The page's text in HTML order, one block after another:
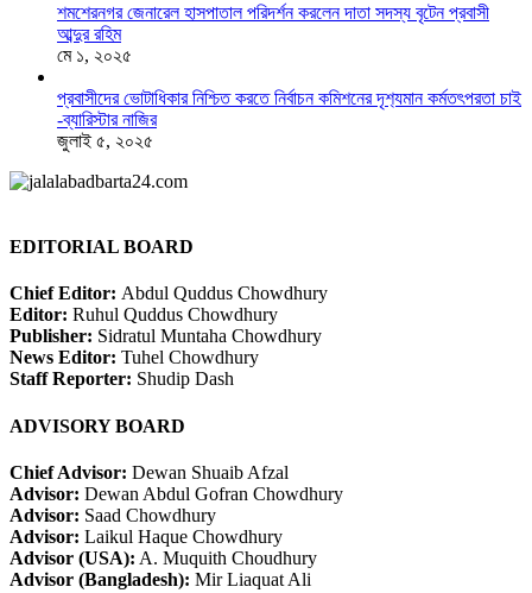
শমশেরনগর জেনারেল হাসপাতাল পরিদর্শন করলেন দাতা সদস্য বৃটেন প্রবাসী
আব্দুর রহিম
মে ১, ২০২৫
প্রবাসীদের ভোটাধিকার নিশ্চিত করতে নির্বাচন কমিশনের দৃশ‍্যমান কর্মতৎপরতা চাই
-ব্যারিস্টার নাজির
জুলাই ৫, ২০২৫
EDITORIAL BOARD
Chief Editor: Abdul Quddus Chowdhury
Editor: Ruhul Quddus Chowdhury
Publisher: Sidratul Muntaha Chowdhury
News Editor: Tuhel Chowdhury
Staff Reporter: Shudip Dash
ADVISORY BOARD
Chief Advisor: Dewan Shuaib Afzal
Advisor: Dewan Abdul Gofran Chowdhury
Advisor: Saad Chowdhury
Advisor: Laikul Haque Chowdhury
Advisor (USA): A. Muquith Choudhury
Advisor (Bangladesh): Mir Liaquat Ali